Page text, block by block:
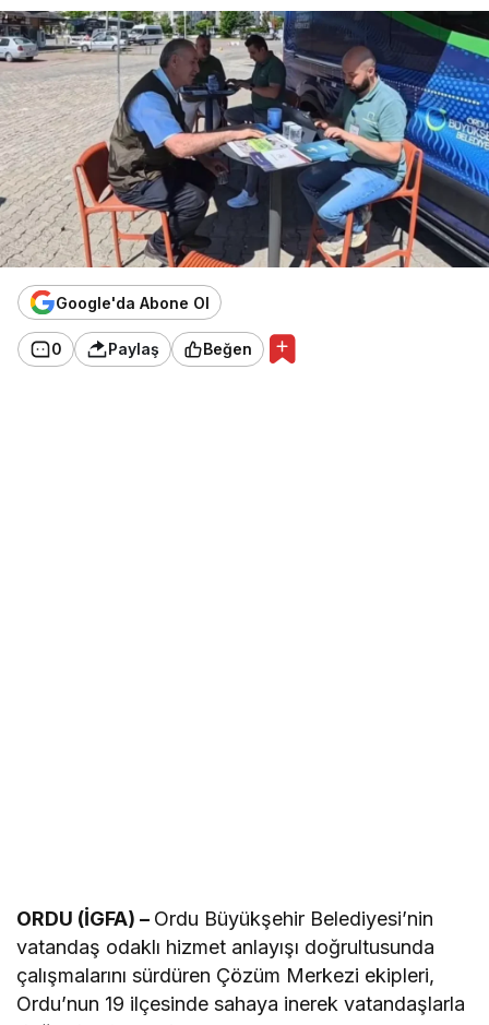
Google'da Abone Ol
0 Paylaş Beğen
ORDU (İGFA) – Ordu Büyükşehir Belediyesi’nin
vatandaş odaklı hizmet anlayışı doğrultusunda
çalışmalarını sürdüren Çözüm Merkezi ekipleri,
Ordu’nun 19 ilçesinde sahaya inerek vatandaşlarla